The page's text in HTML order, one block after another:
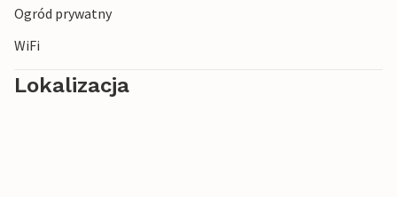
Ogród prywatny
WiFi
Lokalizacja